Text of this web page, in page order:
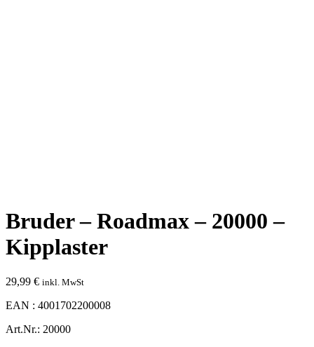
Bruder – Roadmax – 20000 –
Kipplaster
29,99 € inkl. MwSt
EAN : 4001702200008
Art.Nr.: 20000